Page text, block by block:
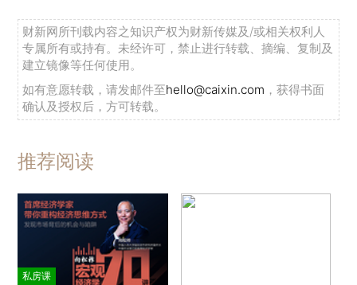
财新网所刊载内容之知识产权为财新传媒及/或相关权利人
专属所有或持有。未经许可，禁止进行转载、摘编、复制及
建立镜像等任何使用。
如有意愿转载，请发邮件至hello@caixin.com ，获得书面
确认及授权后，方可转载。
推荐阅读
私房课